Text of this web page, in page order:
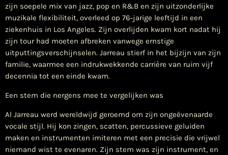
zijn soepele mix van jazz, pop en R&B en zijn uitzonderlijke
muzikale flexibiliteit, overleed op 76‑jarige leeftijd in een
ziekenhuis in Los Angeles. Zijn overlijden kwam kort nadat hij
zijn tour had moeten afbreken vanwege ernstige
uitputtingsverschijnselen. Jarreau stierf in het bijzijn van zijn
familie, waarmee een indrukwekkende carrière van ruim vijf
decennia tot een einde kwam.
Een stem die nergens mee te vergelijken was
Al Jarreau werd wereldwijd geroemd om zijn ongeëvenaarde
vocale stijl. Hij kon zingen, scatten, percussieve geluiden
maken en instrumenten imiteren met een precisie die vrijwel
niemand wist te evenaren. Zijn stem was zijn instrument, en